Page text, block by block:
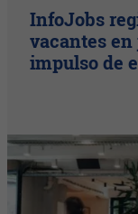
InfoJobs
vacantes
impulso de